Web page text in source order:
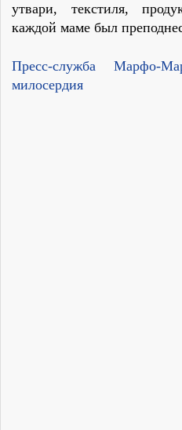
утвари, текстиля,
каждой маме был
Пресс-служба Марфо-
милосердия